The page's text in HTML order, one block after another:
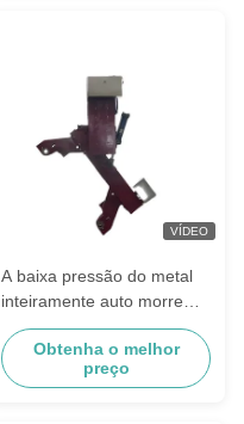
VÍDEO
A baixa pressão do metal
inteiramente auto morre
máquina de carcaça para o
torneira de cobre
Obtenha o melhor
preço